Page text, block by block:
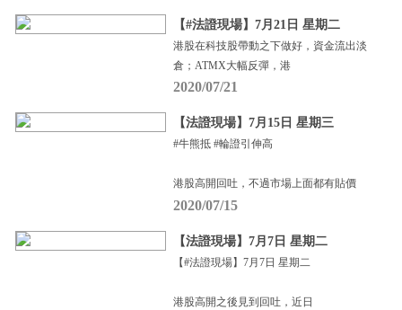
【#法證現場】7月21日 星期二
港股在科技股帶動之下做好，資金流出淡
倉；ATMX大幅反彈，港
2020/07/21
【法證現場】7月15日 星期三
#牛熊抵 #輪證引伸高
港股高開回吐，不過市場上面都有貼價
2020/07/15
【法證現場】7月7日 星期二
【#法證現場】7月7日 星期二
港股高開之後見到回吐，近日